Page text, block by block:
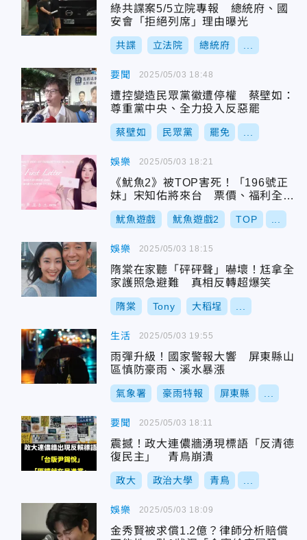
綠共諜案5/5立院專報 總統府、國
安會「拒絕列席」理由曝光
共諜 立法院 總統府
要聞
遭控變造民眾黨徽遭停權 蔡壁如：
尊重黨中央、全力投入反惡罷
蔡壁如 民眾黨 罷免
2025/05/03 18:48
娛樂
《魷魚2》被TOP害死！「196號正
妹」宋知佑將來台 票價、福利全公
開
魷魚遊戲 魷魚遊戲2 TOP
2025/05/03 18:21
娛樂
隋棠在家聽「砰砰聲」嚇壞！尪拿全
家護照急避難 真相反轉超爆笑
隋棠 Tony 大稻埕
2025/05/03 18:15
生活
雨彈升級！國家警報大響 屏東縣山
區慎防豪雨、溪水暴漲
氣象署 豪雨特報 屏東縣
2025/05/03 19:55
要聞
震撼！政大連儂牆湧現標語「反清德
復民主」 青鳥崩潰
政大 政治大學 青鳥
2025/05/03 18:11
娛樂
金秀賢被求償1.2億？律師分析賠償
2025/05/03 18:09